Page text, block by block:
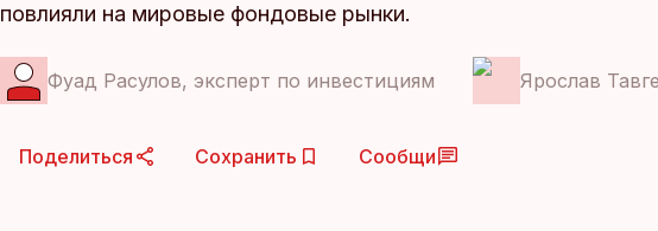
повлияли на мировые фондовые рынки.
Фуад Расулов, эксперт по инвестициям Ярослав
Поделиться Сохранить Сообщи